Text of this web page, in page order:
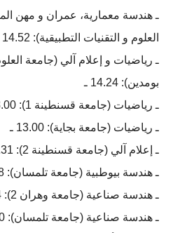
ـ هندسة معمارية، عمران و مهن
العلوم و التقنيات التطبيقية): 14.52 ـ
ـ رياضيات و إعلام آلي (جامعة
بومدين): 14.24 ـ
ـ رياضيات (جامعة قسنطينة 1): 13.00 ـ
ـ رياضيات (جامعة بجاية): 13.00 ـ
ـ إعلام آلي (جامعة قسنطينة 2): 13.31 ـ
ـ هندسة بيوطبية (جامعة تلمسان): 14.38 ـ
ـ هندسة صناعية (جامعة وهران 2): 13.24 ـ
ـ هندسة صناعية (جامعة تلمسان): 13.20 ـ